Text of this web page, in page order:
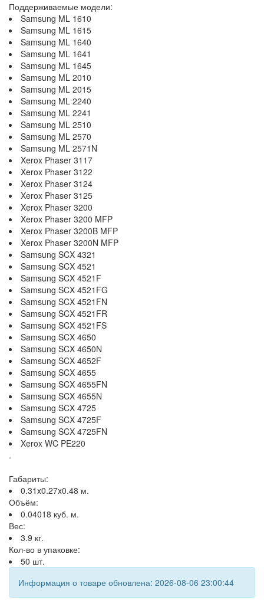
Поддерживаемые модели:
Samsung ML 1610
Samsung ML 1615
Samsung ML 1640
Samsung ML 1641
Samsung ML 1645
Samsung ML 2010
Samsung ML 2015
Samsung ML 2240
Samsung ML 2241
Samsung ML 2510
Samsung ML 2570
Samsung ML 2571N
Xerox Phaser 3117
Xerox Phaser 3122
Xerox Phaser 3124
Xerox Phaser 3125
Xerox Phaser 3200
Xerox Phaser 3200 MFP
Xerox Phaser 3200B MFP
Xerox Phaser 3200N MFP
Samsung SCX 4321
Samsung SCX 4521
Samsung SCX 4521F
Samsung SCX 4521FG
Samsung SCX 4521FN
Samsung SCX 4521FR
Samsung SCX 4521FS
Samsung SCX 4650
Samsung SCX 4650N
Samsung SCX 4652F
Samsung SCX 4655
Samsung SCX 4655FN
Samsung SCX 4655N
Samsung SCX 4725
Samsung SCX 4725F
Samsung SCX 4725FN
Xerox WC PE220
.
Габариты:
0.31x0.27x0.48 м.
Объём:
0.04018 куб. м.
Вес:
3.9 кг.
Кол-во в упаковке:
50 шт.
Информация о товаре обновлена: 2026-08-06 23:00:44